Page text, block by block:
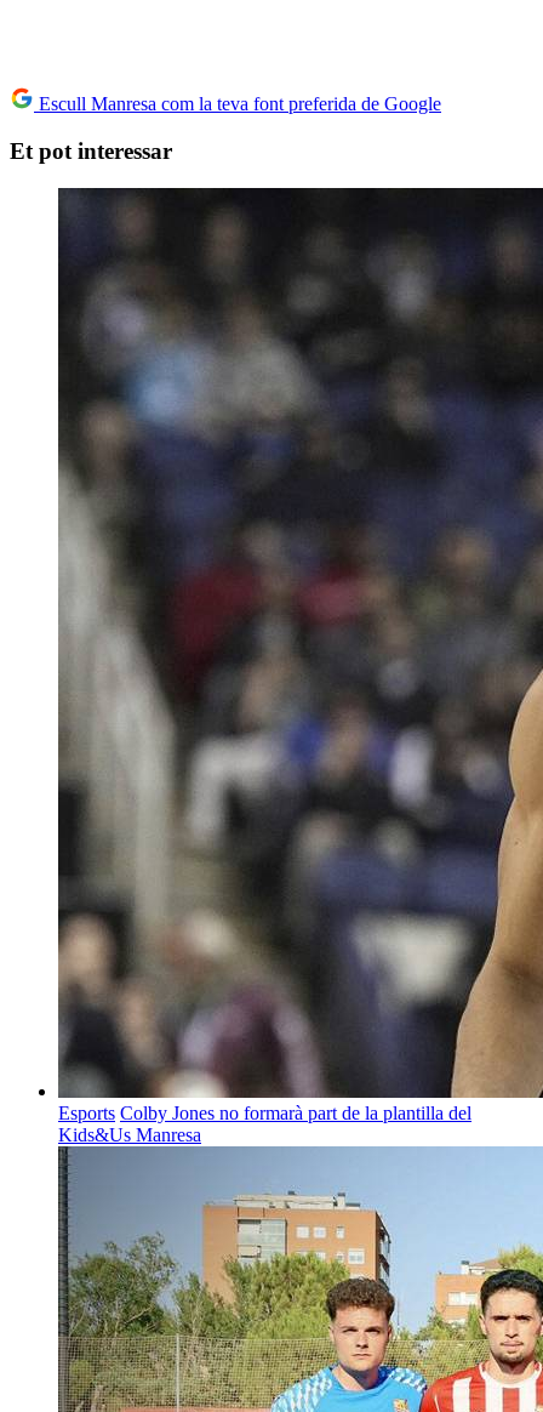
Escull Manresa com la teva font preferida de Google
Et pot interessar
Esports Colby Jones no formarà part de la plantilla del
Kids&Us Manresa